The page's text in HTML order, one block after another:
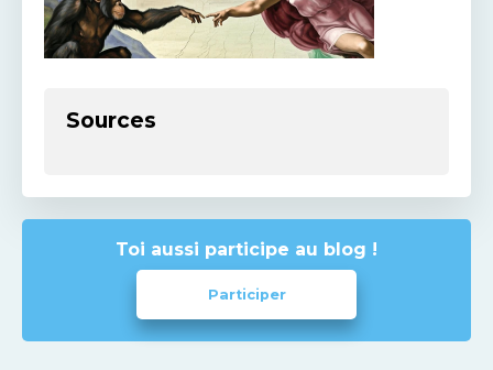
Sources
Toi aussi participe au blog !
Participer